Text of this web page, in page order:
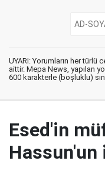
UYARI: Yorumların her
aittir. Mepa News, yapılan
600 karakterle (boşluklu)
Esed'in
Hassun'un